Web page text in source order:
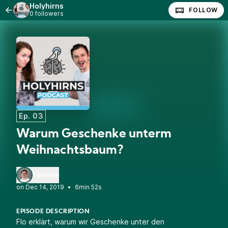
Holyhirns
0 followers FOLLOW
Ep. 03
Warum Geschenke unterm
Weihnachtsbaum?
•
6min 52s
EPISODE DESCRIPTION
Flo erklärt, warum wir Geschenke unter den